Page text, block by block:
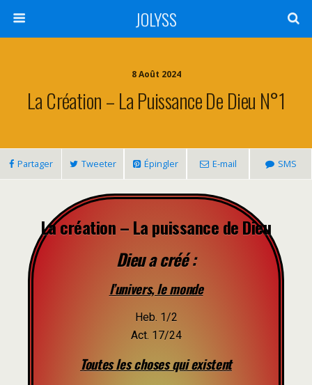
JOLYSS
8 Août 2024
La Création – La Puissance De Dieu N°1
Partager Tweeter Épingler E-mail SMS
La création – La puissance de Dieu
Dieu a créé :
l’univers, le monde
Heb. 1/2
Act. 17/24
Toutes les choses qui existent